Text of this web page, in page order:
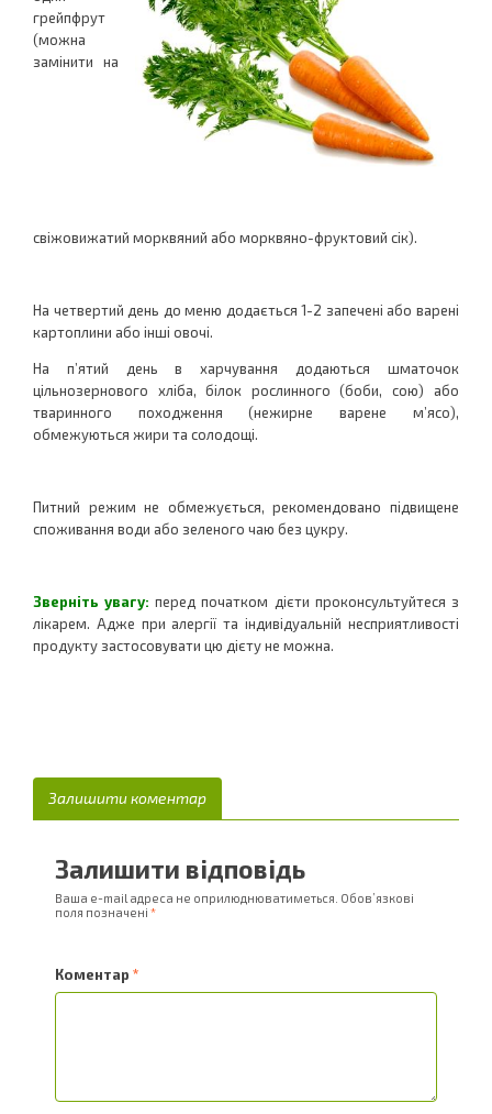
грейпфрут
(можна
замінити на
свіжовижатий морквяний або морквяно-фруктовий сік).
На четвертий день до меню додається 1-2 запечені або варені
картоплини або інші овочі.
На п’ятий день в харчування додаються шматочок
цільнозернового хліба, білок рослинного (боби, сою) або
тваринного походження (нежирне варене м’ясо),
обмежуються жири та солодощі.
Питний режим не обмежується, рекомендовано підвищене
споживання води або зеленого чаю без цукру.
Зверніть увагу: перед початком дієти проконсультуйтеся з
лікарем. Адже при алергії та індивідуальній несприятливості
продукту застосовувати цю дієту не можна.
Залишити коментар
Залишити відповідь
Ваша e-mail адреса не оприлюднюватиметься. Обов’язкові
поля позначені *
Коментар *